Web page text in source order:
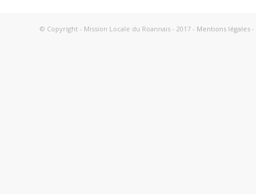
© Copyright - Mission Locale du Roannais - 2017 - Mentions légales -